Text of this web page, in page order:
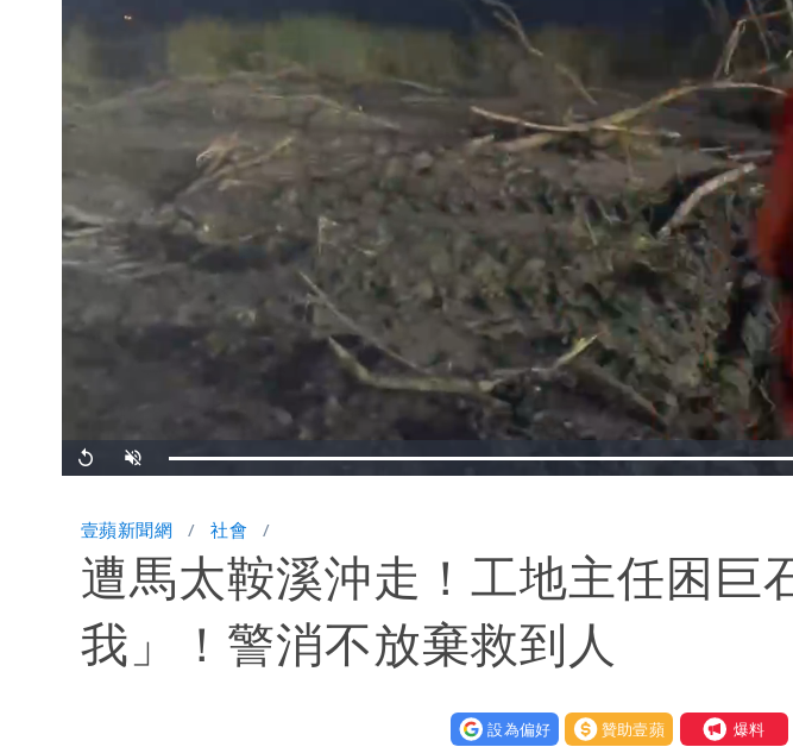
館長打3劑高端疫苗諷刺「生理食鹽水」 王浩宇揚言告發
Replay Unmute Loaded:
100.00%
壹蘋新聞網 社會
遭馬太鞍溪沖走！工地主任困巨
我」！警消不放棄救到人
設為偏好 贊助壹蘋 我要爆料